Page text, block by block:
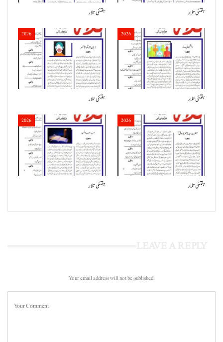
ہفتئی تلار ہفتئی تلار
2026
ہفتئی تلار
2026
ہفتئی تلار
2026
ہفتئی تلار
2026
ہفتئی تلار
Your email address will not be published.